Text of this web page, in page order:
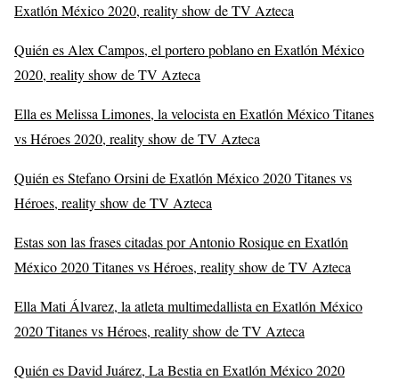
Exatlón México 2020, reality show de TV Azteca
Quién es Alex Campos, el portero poblano en Exatlón México
2020, reality show de TV Azteca
Ella es Melissa Limones, la velocista en Exatlón México Titanes
vs Héroes 2020, reality show de TV Azteca
Quién es Stefano Orsini de Exatlón México 2020 Titanes vs
Héroes, reality show de TV Azteca
Estas son las frases citadas por Antonio Rosique en Exatlón
México 2020 Titanes vs Héroes, reality show de TV Azteca
Ella Mati Álvarez, la atleta multimedallista en Exatlón México
2020 Titanes vs Héroes, reality show de TV Azteca
Quién es David Juárez, La Bestia en Exatlón México 2020